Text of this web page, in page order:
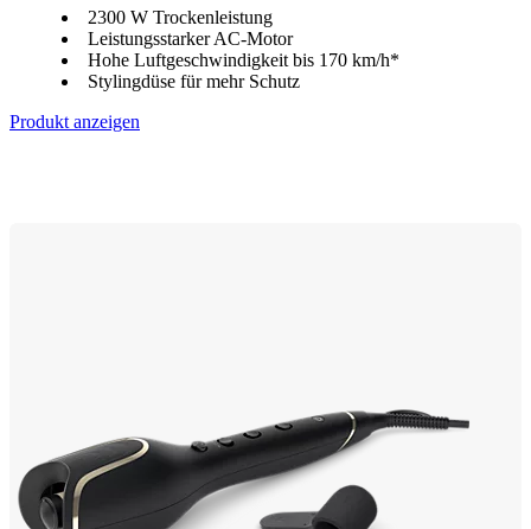
2300 W Trockenleistung
Leistungsstarker AC-Motor
Hohe Luftgeschwindigkeit bis 170 km/h*
Stylingdüse für mehr Schutz
Produkt anzeigen